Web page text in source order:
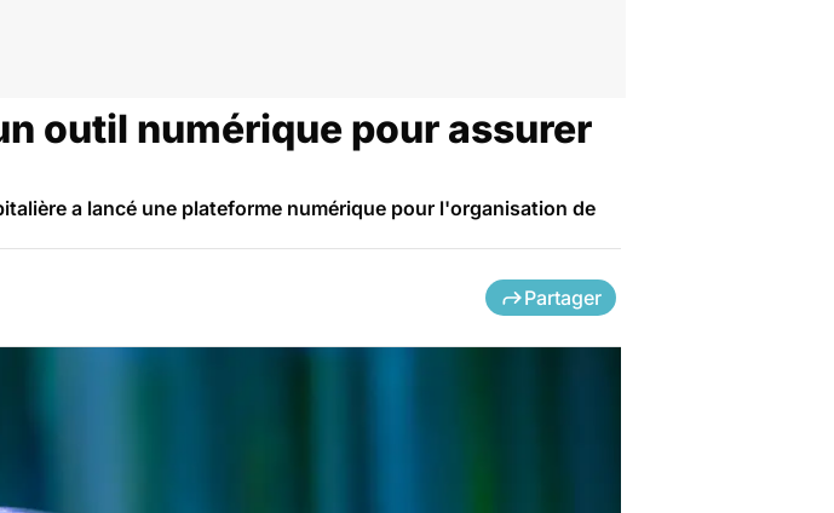
outil numérique pour assurer
a lancé une plateforme numérique pour l'organisation de
Partager